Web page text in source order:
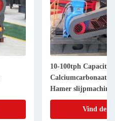
10-100tph
Calciumcarbonaat
Hamer slijpmachine
Vind de